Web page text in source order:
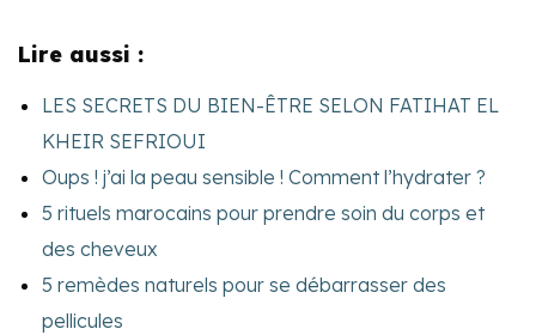
Lire aussi :
LES SECRETS DU BIEN-ÊTRE SELON FATIHAT EL
KHEIR SEFRIOUI
Oups ! j’ai la peau sensible ! Comment l’hydrater ?
5 rituels marocains pour prendre soin du corps et
des cheveux
5 remèdes naturels pour se débarrasser des
pellicules